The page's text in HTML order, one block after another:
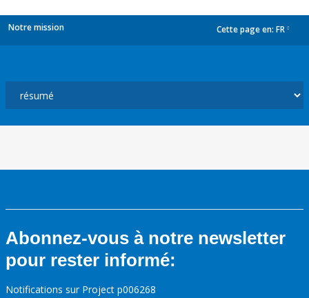
Notre mission Cette page en: FR
Abonnez-vous à notre newsletter
pour rester informé:
Notifications sur Project p006268